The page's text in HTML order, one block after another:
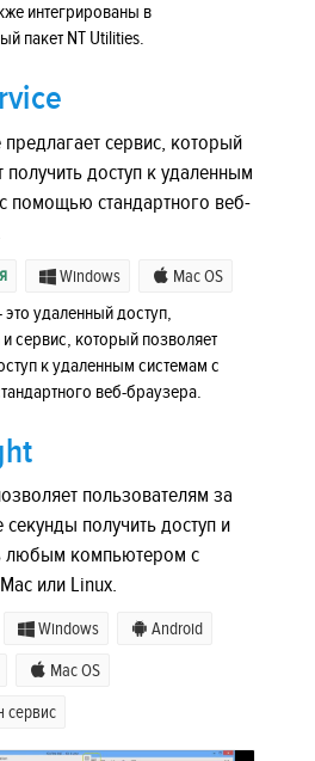
интегрированы в
пакет NT Utilities.
предлагает сервис, который
получить доступ к удаленным
помощью стандартного веб-
Windows Mac OS
это удаленный доступ,
сервис, который позволяет
к удаленным системам с
веб-браузера.
пользователям за
секунды получить доступ и
любым компьютером с
или Linux.
Windows Android
Mac OS
сервис